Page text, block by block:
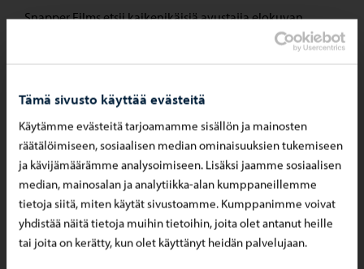
Tämä sivusto käyttää evästeitä
Käytämme evästeitä tarjoamamme sisällön ja mainosten
räätälöimiseen, sosiaalisen median ominaisuuksien tukemiseen
ja kävijämäärämme analysoimiseen. Lisäksi jaamme sosiaalisen
median, mainosalan ja analytiikka-alan kumppaneillemme
tietoja siitä, miten käytät sivustoamme. Kumppanimme voivat
yhdistää näitä tietoja muihin tietoihin, joita olet antanut heille
tai joita on kerätty, kun olet käyttänyt heidän palvelujaan.
Snapper Films etsii kaikenikäisiä avustajia elokuvan
kuvauksiin Porvoon keskustassa. Kyseessä on iloinen ja
tervetulleiksi kaikenikäiset mukaan! Kuvaukset ovat
samalla viikolla toiseen päivään. Kellonaika tulisi olemaan
arviolta n. 9–14. Tässä hauska idea esim. luokan tai
harrastusseuran retkipäivään! Huomioithan, että
esiintymisestä ei makseta korvausta, mutta tämä […]
12.03.2025